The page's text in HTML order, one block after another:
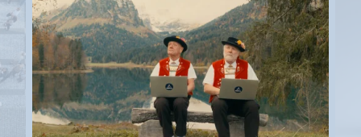
Anwil
Appenzell
Au SG
Baar
Baden
Balsthal